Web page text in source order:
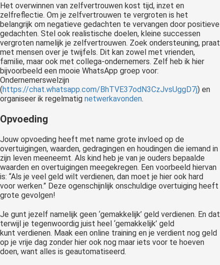
Het overwinnen van zelfvertrouwen kost tijd, inzet en
zelfreflectie. Om je zelfvertrouwen te vergroten is het
belangrijk om negatieve gedachten te vervangen door positieve
gedachten. Stel ook realistische doelen, kleine successen
vergroten namelijk je zelfvertrouwen. Zoek ondersteuning, praat
met mensen over je twijfels. Dit kan zowel met vrienden,
familie, maar ook met collega-ondernemers. Zelf heb ik hier
bijvoorbeeld een mooie WhatsApp groep voor:
Ondernemerswelzijn
(https://chat.whatsapp.com/BhTVE37odN3CzJvsUggD7j) en
organiseer ik regelmatig netwerkavonden.
Opvoeding
Jouw opvoeding heeft met name grote invloed op de
overtuigingen, waarden, gedragingen en houdingen die iemand in
zijn leven meeneemt. Als kind heb je van je ouders bepaalde
waarden en overtuigingen meegekregen. Een voorbeeld hiervan
is: “Als je veel geld wilt verdienen, dan moet je hier ook hard
voor werken.” Deze ogenschijnlijk onschuldige overtuiging heeft
grote gevolgen!
Je gunt jezelf namelijk geen ‘gemakkelijk’ geld verdienen. En dat
terwijl je tegenwoordig juist heel ‘gemakkelijk’ geld
kunt verdienen. Maak een online training en je verdient nog geld
op je vrije dag zonder hier ook nog maar iets voor te hoeven
doen, want alles is geautomatiseerd.